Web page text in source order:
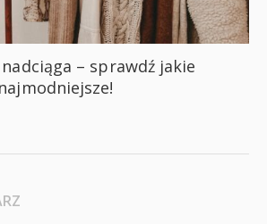
– sprawdź jakie